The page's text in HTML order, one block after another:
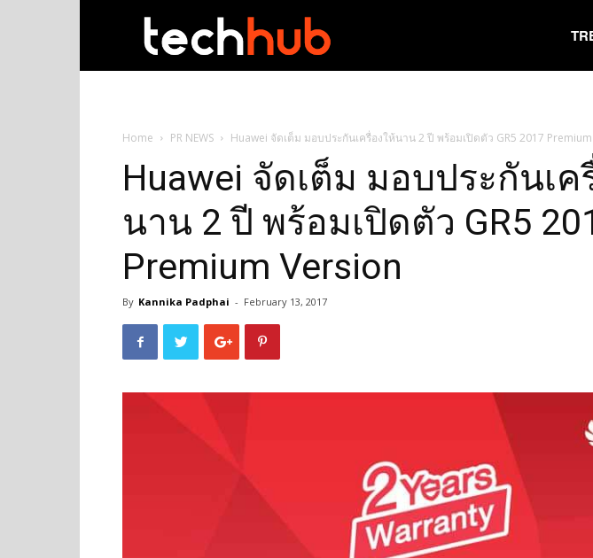
Home PR NEWS Huawei จัดเต็ม มอบประกันเครื่องให้นาน 2 ปี พร้อมเปิดตัว GR5 2017
Huawei จัดเต็ม มอบประกันเค
นาน 2 ปี พร้อมเปิดตัว GR5
Premium Version
By Kannika Padphai - February 13, 2017